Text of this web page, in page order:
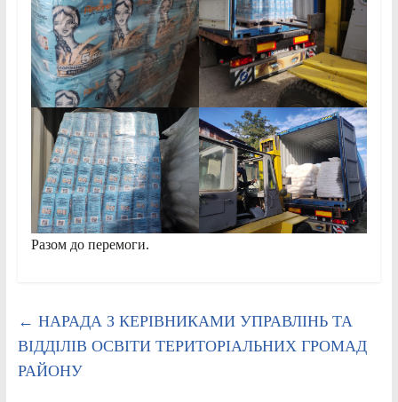
Разом до перемоги.
← НАРАДА З КЕРІВНИКАМИ УПРАВЛІНЬ ТА
ВІДДІЛІВ ОСВІТИ ТЕРИТОРІАЛЬНИХ ГРОМАД
РАЙОНУ